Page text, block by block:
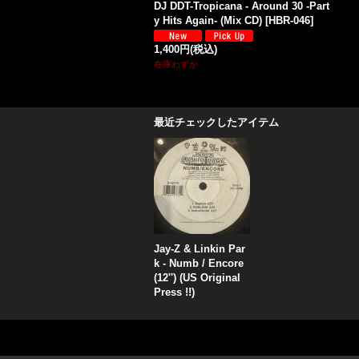
DJ DDT-Tropicana - Around 30 -Part
y Hits Again- (Mix CD) [HBR-046]
1,400円(税込)
在庫わずか
最近チェックしたアイテム
Jay-Z & Linkin Par
k - Numb / Encore
(12'') (US Original
Press !!)